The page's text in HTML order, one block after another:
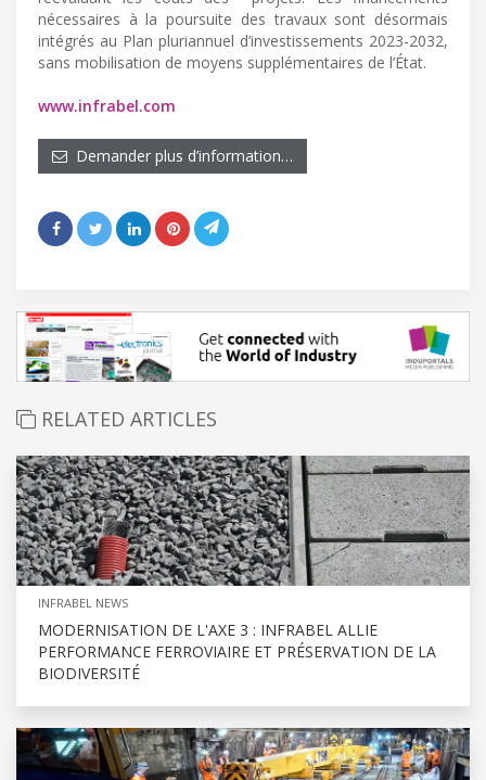
nécessaires à la poursuite des travaux sont désormais
intégrés au Plan pluriannuel d’investissements 2023-2032,
sans mobilisation de moyens supplémentaires de l’État.
www.infrabel.com
Demander plus d’information…
RELATED ARTICLES
INFRABEL NEWS
MODERNISATION DE L'AXE 3 : INFRABEL ALLIE
PERFORMANCE FERROVIAIRE ET PRÉSERVATION DE LA
BIODIVERSITÉ